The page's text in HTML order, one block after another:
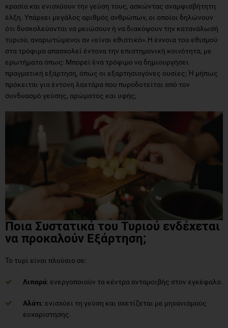
κρασία και ενισχύουν την γεύση τους, ασκώντας αναμφισβήτητη
έλξη. Υπάρχει μεγάλος αριθμός ανθρώπων, οι οποίοι δηλώνουν
ότι δυσκολεύονται να μειώσουν ή να διακόψουν την κατανάλωσή
τυριού, αναρωτώμενοι αν «είναι εθιστικό».Η έννοια του εθισμού
στα τρόφιμα απασχολεί έντονα την επιστημονική κοινότητα, με
ερωτήματα όπως: Μπορεί ένα τρόφιμο να δημιουργήσει
πραγματική εξάρτηση, όπως οι εξαρτησιογόνες ουσίες; Ή μήπως
πρόκειται για έντονη λαχτάρα που πυροδοτείται από τον
συνδυασμό γεύσης, αρώματος και υφής;
Ποια Συστατικά του Τυριού ενδέχεται
να προκαλούν Εξάρτηση;
Το τυρί είναι πλούσιο σε:
Λιπαρά: ενεργοποιούν τα κέντρα ανταμοιβής στον εγκέφαλο.
Αλάτι: ενισχύει τη γεύση και σχετίζεται με μηχανισμούς
ευχαρίστησης.